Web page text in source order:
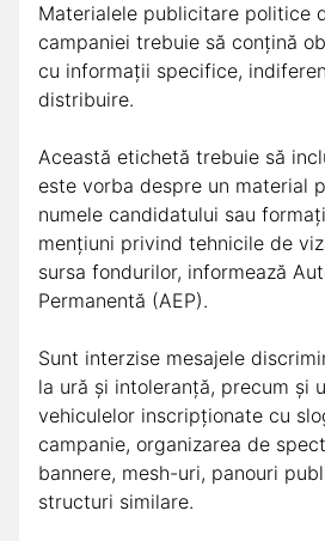
Materialele publicitare politice
campaniei trebuie să conţină
cu informaţii specifice,
distribuire.
Această etichetă trebuie să
este vorba despre un material
numele candidatului sau
menţiuni privind tehnicile de
sursa fondurilor, informează
Permanentă (AEP).
Sunt interzise mesajele
la ură şi intoleranţă, precum şi
vehiculelor inscripţionate cu
campanie, organizarea de
bannere, mesh-uri, panouri
structuri similare.